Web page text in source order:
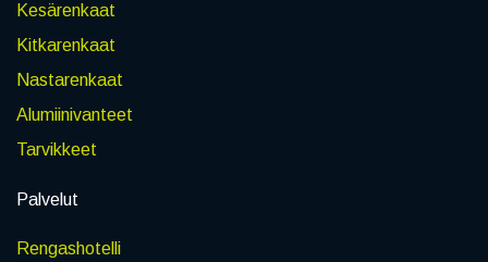
Kesärenkaat
Kitkarenkaat
Nastarenkaat
Alumiinivanteet
Tarvikkeet
Palvelut
Rengashotelli